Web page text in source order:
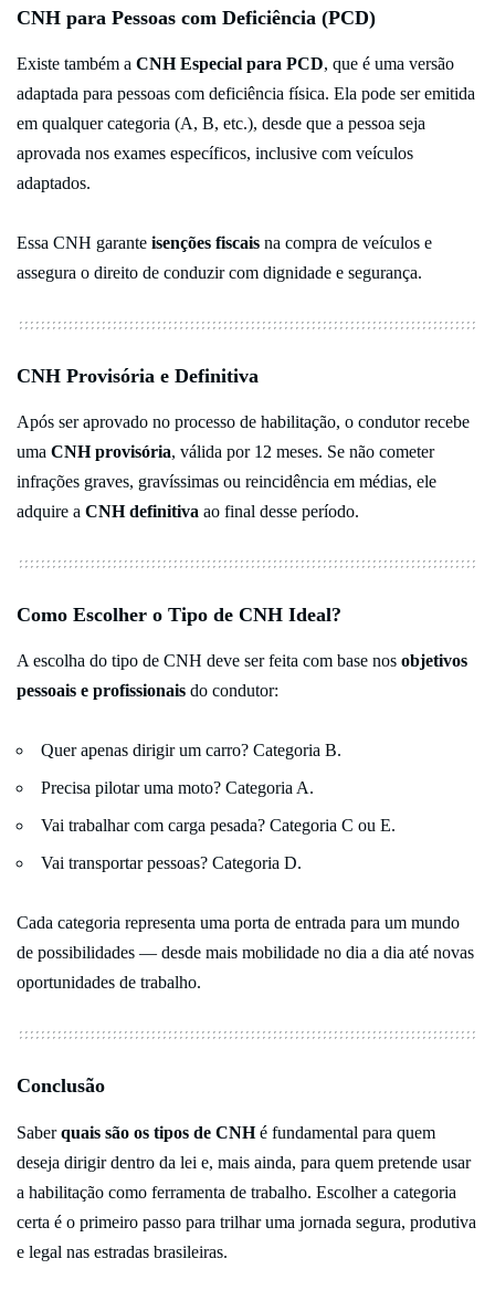
CNH para Pessoas com Deficiência (PCD)
Existe também a CNH Especial para PCD, que é uma versão
adaptada para pessoas com deficiência física. Ela pode ser emitida
em qualquer categoria (A, B, etc.), desde que a pessoa seja
aprovada nos exames específicos, inclusive com veículos
adaptados.
Essa CNH garante isenções fiscais na compra de veículos e
assegura o direito de conduzir com dignidade e segurança.
CNH Provisória e Definitiva
Após ser aprovado no processo de habilitação, o condutor recebe
uma CNH provisória, válida por 12 meses. Se não cometer
infrações graves, gravíssimas ou reincidência em médias, ele
adquire a CNH definitiva ao final desse período.
Como Escolher o Tipo de CNH Ideal?
A escolha do tipo de CNH deve ser feita com base nos objetivos
pessoais e profissionais do condutor:
Quer apenas dirigir um carro? Categoria B.
Precisa pilotar uma moto? Categoria A.
Vai trabalhar com carga pesada? Categoria C ou E.
Vai transportar pessoas? Categoria D.
Cada categoria representa uma porta de entrada para um mundo
de possibilidades — desde mais mobilidade no dia a dia até novas
oportunidades de trabalho.
Conclusão
Saberquais são os tipos de CNHé fundamental para quem
deseja dirigir dentro da lei e, mais ainda, para quem pretende usar
a habilitação como ferramenta de trabalho. Escolher a categoria
certa é o primeiro passo para trilhar uma jornada segura, produtiva
e legal nas estradas brasileiras.